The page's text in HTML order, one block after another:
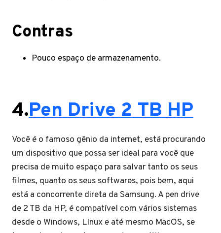
Contras
Pouco espaço de armazenamento.
4.Pen Drive 2 TB HP
Você é o famoso gênio da internet, está procurando
um dispositivo que possa ser ideal para você que
precisa de muito espaço para salvar tanto os seus
filmes, quanto os seus softwares, pois bem, aqui
está a concorrente direta da Samsung. A pen drive
de 2 TB da HP, é compatível com vários sistemas
desde o Windows, LInux e até mesmo MacOS, se